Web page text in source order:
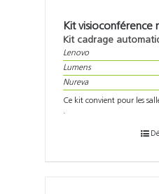
Kit visioconférence
Kit cadrage
Lenovo
Lumens
Nureva
Ce kit convient pour les
.